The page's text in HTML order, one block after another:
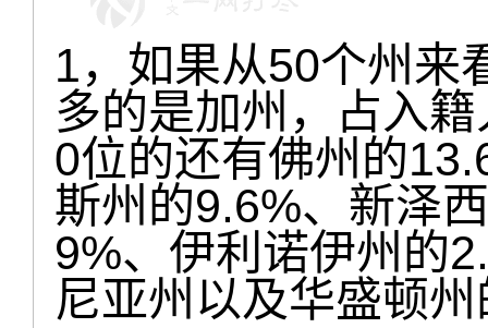
1，如果从50个州来
多的是加州，占入
0位的还有佛州的
斯州的9.6%、新泽
9%、伊利诺伊州的
尼亚州以及华盛顿